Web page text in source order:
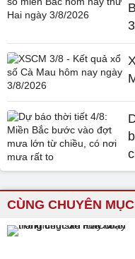
CÙNG CHUYÊN MỤC